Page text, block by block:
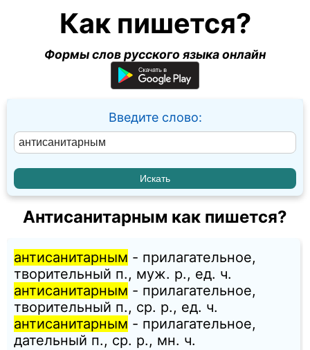
Как пишется?
Формы слов русского языка онлайн
Введите слово:
Антисанитарным как пишется?
антисанитарным - прилагательное,
творительный п., муж. p., ед. ч.
антисанитарным - прилагательное,
творительный п., ср. p., ед. ч.
антисанитарным - прилагательное,
дательный п., ср. p., мн. ч.